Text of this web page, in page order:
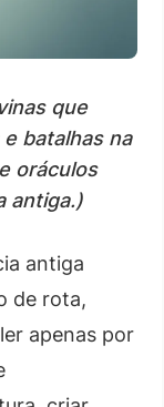
que
batalhas na
oráculos
antiga.)
antiga
de rota,
apenas por